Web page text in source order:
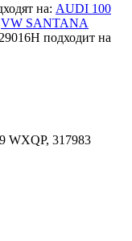
на: AUDI 100
VW SANTANA
подходит на
WXQP, 317983